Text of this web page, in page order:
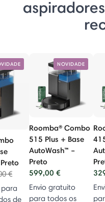
reduced from
€to
de
NOVIDADE
Roomba® Combo
515 Plus + Base
AutoWash™ –
Preto
599,00 €
Envio gratuito
para todos os